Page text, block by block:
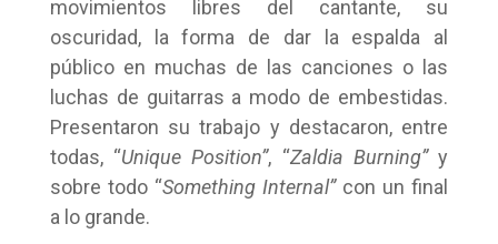
movimientos libres del cantante, su
oscuridad, la forma de dar la espalda al
público en muchas de las canciones o las
luchas de guitarras a modo de embestidas.
Presentaron su trabajo y destacaron, entre
todas, “Unique Position”, “Zaldia Burning”y
sobre todo “Something Internal”con un final
a lo grande.